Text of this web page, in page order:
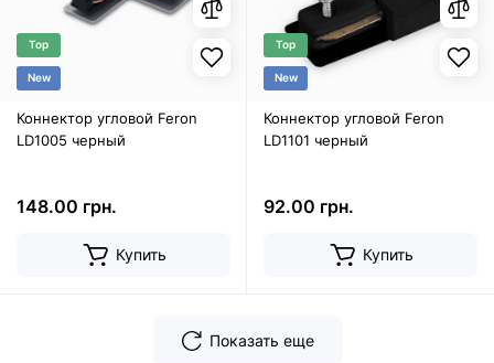
Top
New
Коннектор угловой Feron
LD1005 черный
148.00 грн.
Купить
Top
New
Коннектор угловой Feron
LD1101 черный
92.00 грн.
Купить
Показать еще